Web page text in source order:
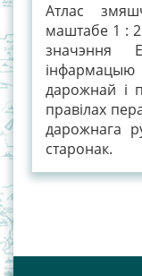
Атлас
маштабе 1 :
значэння
дарожнай і
правілах
дарожнага
старонак.